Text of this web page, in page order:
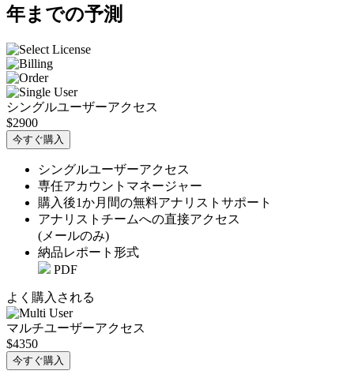
年までの予測
シングルユーザーアクセス
$2900
今すぐ購入
シングルユーザーアクセス
専任アカウントマネージャー
購入後1か月間の無料アナリストサポート
アナリストチームへの直接アクセス
(メールのみ)
納品レポート形式
PDF
よく購入される
マルチユーザーアクセス
$4350
今すぐ購入